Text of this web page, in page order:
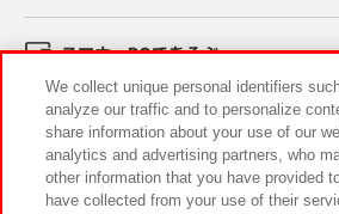
スマホ・PCであそぶ
イベント・キャンペーン
We collect unique personal identifiers
analyze our traffic and to personalize
share information about your use of our
analytics and advertising partners, who
other information that you have provided
have collected from your use of their